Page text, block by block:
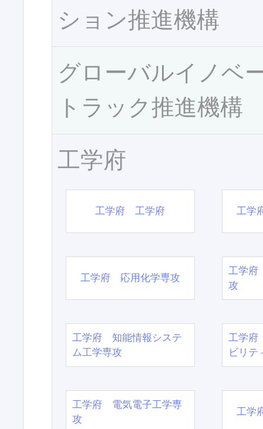
ション推進機構
グローバルイノベ
トラック推進機構
工学府
工学府 工学府 工学
工学府 応用化学専攻
工学府
攻
工学府 知能情報システ
ム工学専攻
工学府
ビリテ
工学府 電気電子工学専
攻
工学